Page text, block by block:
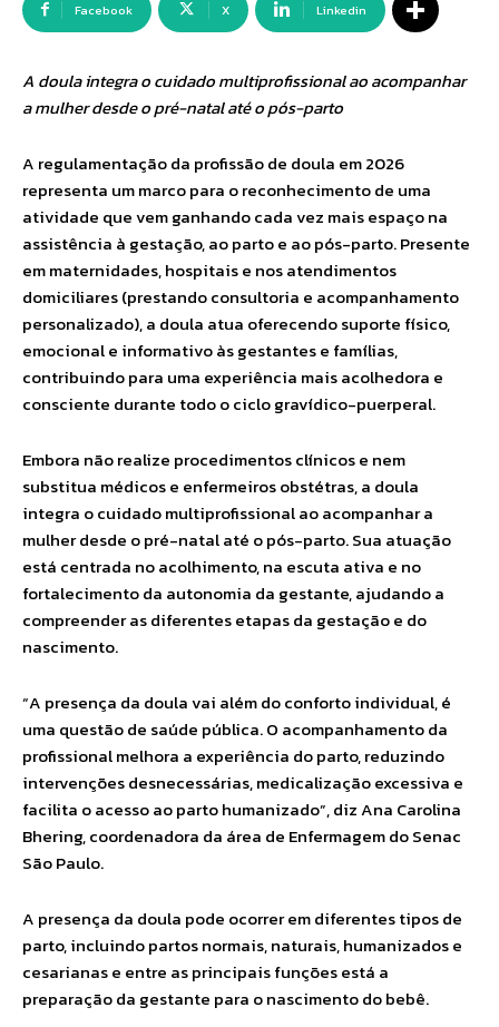
Facebook X Linkedin
A doula integra o cuidado multiprofissional ao acompanhar
a mulher desde o pré-natal até o pós-parto
A regulamentação da profissão de doula em 2026
representa um marco para o reconhecimento de uma
atividade que vem ganhando cada vez mais espaço na
assistência à gestação, ao parto e ao pós-parto. Presente
em maternidades, hospitais e nos atendimentos
domiciliares (prestando consultoria e acompanhamento
personalizado), a doula atua oferecendo suporte físico,
emocional e informativo às gestantes e famílias,
contribuindo para uma experiência mais acolhedora e
consciente durante todo o ciclo gravídico-puerperal.
Embora não realize procedimentos clínicos e nem
substitua médicos e enfermeiros obstétras, a doula
integra o cuidado multiprofissional ao acompanhar a
mulher desde o pré-natal até o pós-parto. Sua atuação
está centrada no acolhimento, na escuta ativa e no
fortalecimento da autonomia da gestante, ajudando a
compreender as diferentes etapas da gestação e do
nascimento.
“A presença da doula vai além do conforto individual, é
uma questão de saúde pública. O acompanhamento da
profissional melhora a experiência do parto, reduzindo
intervenções desnecessárias, medicalização excessiva e
facilita o acesso ao parto humanizado”, diz Ana Carolina
Bhering, coordenadora da área de Enfermagem do Senac
São Paulo.
A presença da doula pode ocorrer em diferentes tipos de
parto, incluindo partos normais, naturais, humanizados e
cesarianas e entre as principais funções está a
preparação da gestante para o nascimento do bebê.